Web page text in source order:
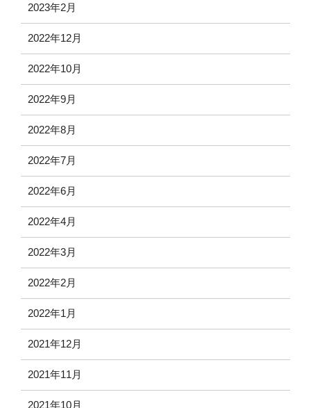
2023年2月
2022年12月
2022年10月
2022年9月
2022年8月
2022年7月
2022年6月
2022年4月
2022年3月
2022年2月
2022年1月
2021年12月
2021年11月
2021年10月